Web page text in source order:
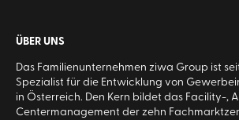
ÜBER UNS
Das Familienunternehmen ziwa Group ist
Spezialist für die Entwicklung von
in Österreich. Den Kern bildet das Facility-,
Centermanagement der zehn